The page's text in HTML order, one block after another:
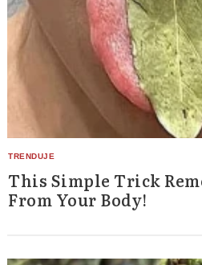
This Simple Trick
From Your Body!